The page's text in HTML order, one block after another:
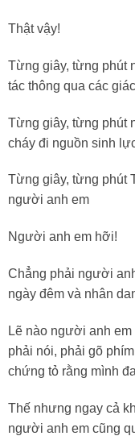
Thật vậy!
Từng giây, từng phút
tác thông qua các
Từng giây, từng phút
cháy đi nguồn sinh
Từng giây, từng phút
người anh em
Người anh em hỡi!
Chẳng phải người
ngày đêm và nhân
Lẽ nào người anh
phải nói, phải gõ
chứng tỏ rằng mình
Thế nhưng ngay cả
người anh em cũng